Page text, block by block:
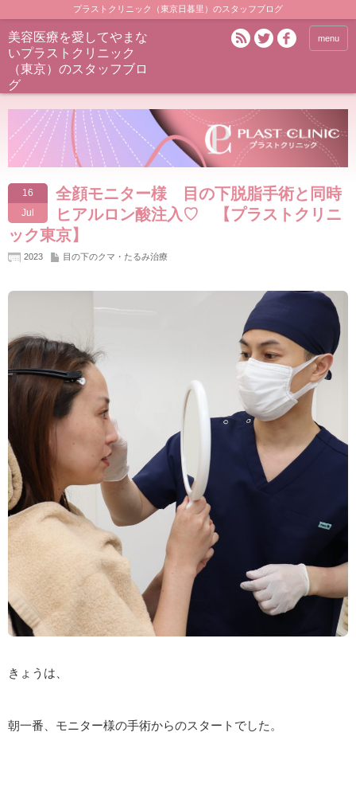
プラストクリニック（東京日暮里）のスタッフブログ
美容医療を愛してやまな
いプラストクリニック
（東京）のスタッフブロ
グ
menu
16
Jul
全顔モニター様 目の下脱脂手術と同時
ヒアルロン酸注入♡ 【プラストクリニ
ック東京】
2023 目の下のクマ・たるみ治療
きょうは、
朝一番、モニター様の手術からのスタートでした。